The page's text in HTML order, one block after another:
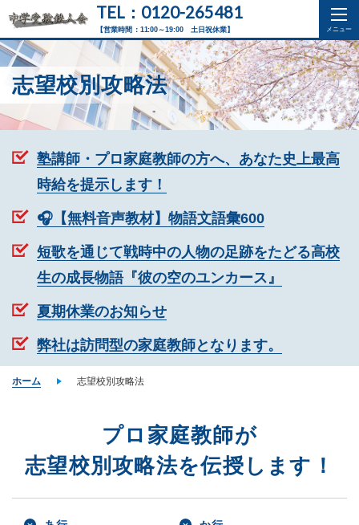
【営業時間：11:00～19:00 土日祝休業】
TEL：0120-265481
志望校別攻略法
塾講師・プロ家庭教師の方へ、あなた史上最高
時給を提示します！
🎧【無料音声教材】物語文語彙600
短歌を通じて戦時中の人物の足跡をたどる高校
生の成長物語『彼の空のユンカース』
夏期休業のお知らせ
弊社は訪問型の家庭教師となります。
ホーム 志望校別攻略法
プロ家庭教師が
志望校別攻略法を伝授します！